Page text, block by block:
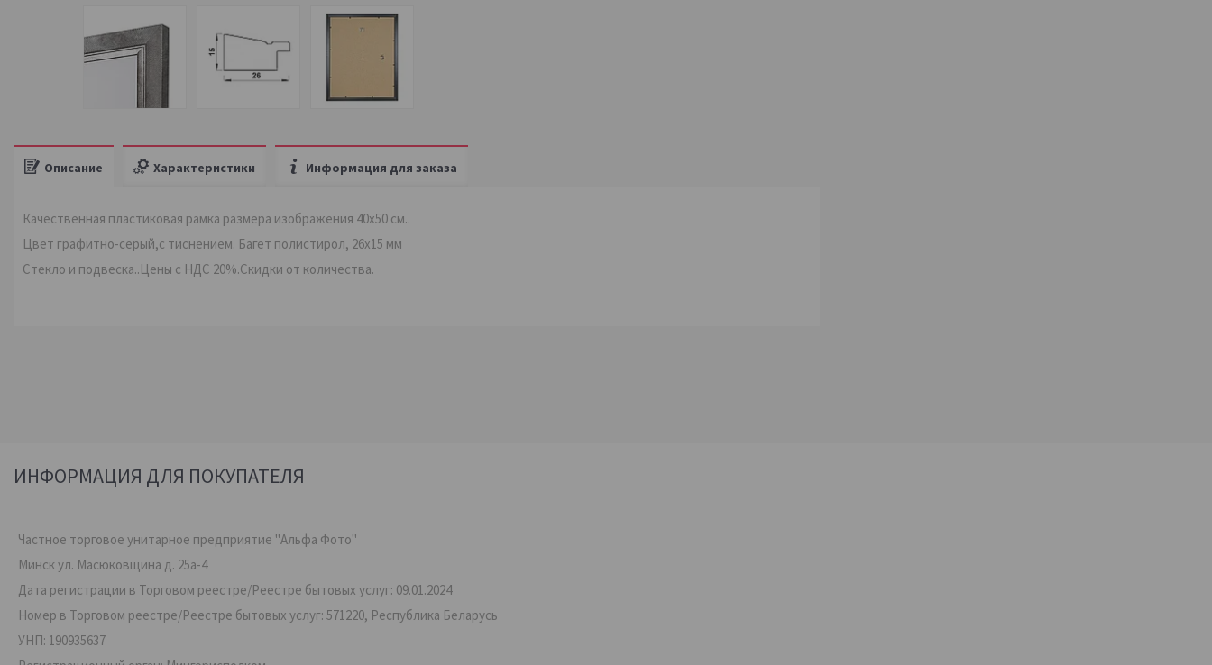
Описание Характеристики Информация для заказа
Качественная пластиковая рамка размера изображения 40х50 см..
Цвет графитно-серый,с тиснением. Багет полистирол, 26х15 мм
Стекло и подвеска..Цены с НДС 20%.Скидки от количества.
ИНФОРМАЦИЯ ДЛЯ ПОКУПАТЕЛЯ
Частное торговое унитарное предприятие "Альфа Фото"
Минск ул. Масюковщина д. 25а-4
Дата регистрации в Торговом реестре/Реестре бытовых услуг: 09.01.2024
Номер в Торговом реестре/Реестре бытовых услуг: 571220, Республика Беларусь
УНП: 190935637